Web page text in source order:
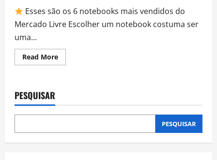
Esses são os 6 notebooks mais vendidos do
Mercado Livre Escolher um notebook costuma ser
uma...
Read MoreRead
more
notebooks
vendidos
Mercado
PESQUISAR
PESQUISAR